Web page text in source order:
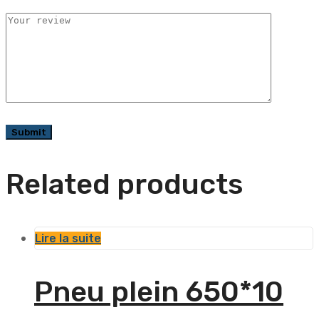
Related products
Lire la suite
Pneu plein 650*10